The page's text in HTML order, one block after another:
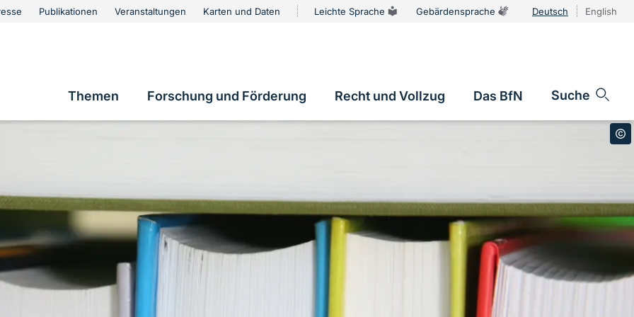
Publikationen Veranstaltungen Karten und Daten Leichte Sprache Gebärdensprache Deutsch English
Hauptnavigation
Themen Forschung und Förderung Recht und Vollzug Das BfN Suche